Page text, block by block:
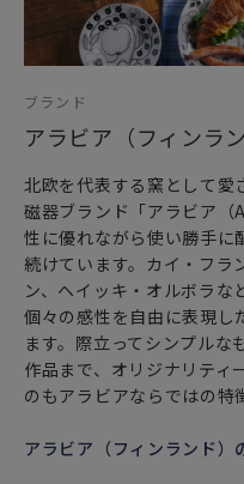
ブランド
アラビア（フィンラン
北欧を代表する窯として愛
磁器ブランド「アラビア（
性に優れながら使い勝手に
続けています。カイ・フラ
ン、ヘイッキ・オルボラな
個々の感性を自由に表現し
ます。際立ってシンプルな
作品まで、オリジナリティ
のもアラビアならではの特
アラビア（フィンランド）